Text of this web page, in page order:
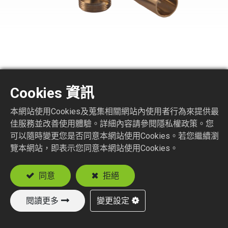
BNC1250-1-XXX
BNC R/A PLUG CRIMP TYPE
Suitable Cable
RG58
RG174, RG188, RG316
RD316
加入詢價車
Cookies 資訊
本網站使用Cookies及蒐集相關網站內使用者行為來提供最
佳服務並改善使用體驗。詳細內容請參閱隱私權政策。您
可以隨時變更您是否同意本網站使用Cookies。若您繼續瀏
覽本網站，即表示您同意本網站使用Cookies。
同意 拒絕
閱讀更多 變更設定